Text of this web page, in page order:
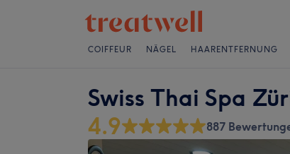
COIFFEUR NÄGEL HAARENTFERNUNG
Swiss Thai Spa
4.9 887